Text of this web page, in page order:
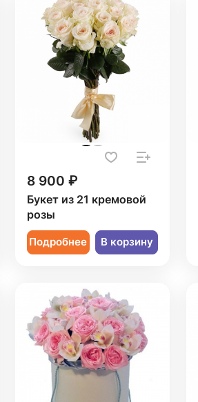
8 900 ₽
Букет из 21 кремовой
розы
Подробнее В корзину